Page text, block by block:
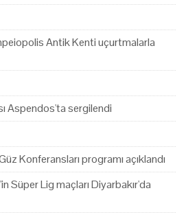
Antik Kenti uçurtmalarla
Aspendos'ta sergilendi
Konferansları programı açıklandı
Süper Lig maçları Diyarbakır'da